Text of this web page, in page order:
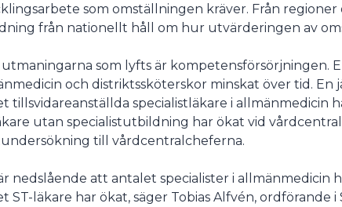
som omställningen kräver. Från
från nationellt håll om hur utvärderingen av
utmaningarna som lyfts är kompetensförsörjningen.
och distriktssköterskor minskat över tid. En
tillsvidareanställda specialistläkare i allmänmedicin
utan specialistutbildning har ökat vid
till vårdcentralcheferna.
nedslående att antalet specialister i allmänmedicin
ST-läkare har ökat, säger Tobias Alfvén, ordförande